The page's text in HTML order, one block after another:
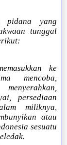
pidana yang
tunggal
ke
mencoba,
persediaan
miliknya,
atau
sesuatu